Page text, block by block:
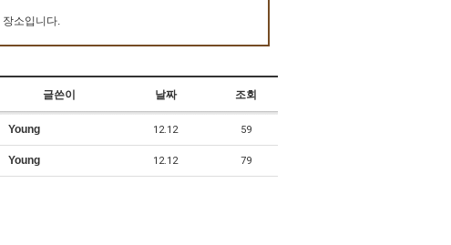
장소입니다.
글쓴이 날짜 조회
Young 12.12 59
Young 12.12 79